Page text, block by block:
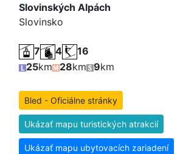
Slovinských Alpách
Slovinsko
7 4
16
25km 28km 9km
Bled - Oficiálne stránky
Ukázať mapu turistických atrakcií
Ukázať mapu ubytovacích zariadení